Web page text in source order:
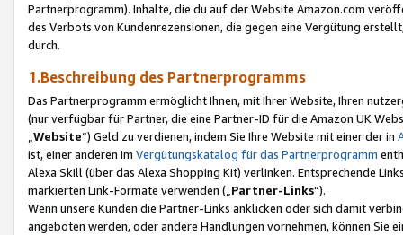
Partnerprogramm). Inhalte, die du auf der Website Amazon.com
des Verbots von Kundenrezensionen, die gegen eine Vergütung
durch.
1.Beschreibung des Partnerprogramms
Das Partnerprogramm ermöglicht Ihnen, mit Ihrer Website, Ihren
(nur verfügbar für Partner, die eine Partner-ID für die Amazon UK
Website“) Geld zu verdienen, indem Sie Ihre Website mit einer der in
ist, einer anderen im Vergütungskatalog für das Partnerprogramm
Alexa Skill (über das Alexa Shopping Kit) verlinken. Entsprechende
markierten Link-Formate verwenden („ Partner-Links“).
Wenn unsere Kunden die Partner-Links anklicken oder sich damit
angeboten werden, oder andere Handlungen vornehmen, können Sie